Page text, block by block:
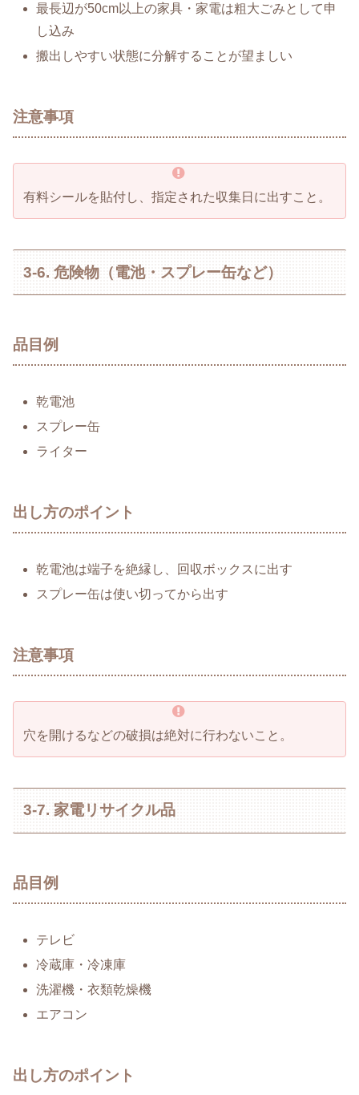
最長辺が50cm以上の家具・家電は粗大ごみとして申
し込み
搬出しやすい状態に分解することが望ましい
注意事項
有料シールを貼付し、指定された収集日に出すこと。
3-6. 危険物（電池・スプレー缶など）
品目例
乾電池
スプレー缶
ライター
出し方のポイント
乾電池は端子を絶縁し、回収ボックスに出す
スプレー缶は使い切ってから出す
注意事項
穴を開けるなどの破損は絶対に行わないこと。
3-7. 家電リサイクル品
品目例
テレビ
冷蔵庫・冷凍庫
洗濯機・衣類乾燥機
エアコン
出し方のポイント